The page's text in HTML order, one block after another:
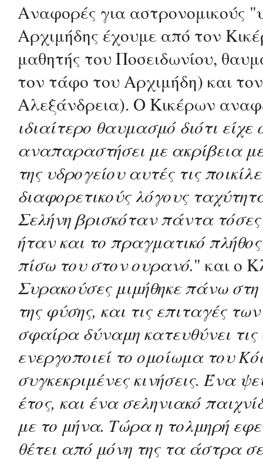
Αναφορές για αστρονομικούς
Αρχιμήδης έχουμε από τον
μαθητής του Ποσειδωνίου,
τον τάφο του Αρχιμήδη) και
Αλεξάνδρεια). Ο Κικέρων
ιδιαίτερο θαυμασμό διότι
αναπαραστήσει με ακρίβεια
της υδρογείου αυτές τις
διαφορετικούς λόγους
Σελήνη βρισκόταν πάντα
ήταν και το πραγματικό
πίσω του στον ουρανό." και ο
Συρακούσες μιμήθηκε πάνω
της φύσης, και τις επιταγές
σφαίρα δύναμη κατευθύνει
ενεργοποιεί το ομοίωμα του
συγκεκριμένες κινήσεις. Ένα
έτος, και ένα σεληνιακό
με το μήνα. Τώρα η τολμηρή
θέτει από μόνη της τα άστρα